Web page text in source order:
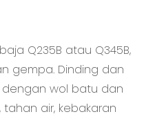
Q235B atau Q345B,
gempa. Dinding dan
wol batu dan
tahan air, kebakaran